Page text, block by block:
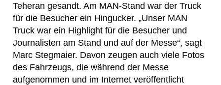
Teheran gesandt. Am MAN-Stand war der Truck
für die Besucher ein Hingucker. „Unser MAN
Truck war ein Highlight für die Besucher und
Journalisten am Stand und auf der Messe“, sagt
Marc Stegmaier. Davon zeugen auch viele Fotos
des Fahrzeugs, die während der Messe
aufgenommen und im Internet veröffentlicht